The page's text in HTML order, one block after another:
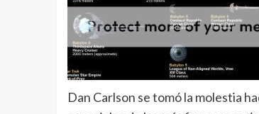
Dan Carlson se tomó la molestia